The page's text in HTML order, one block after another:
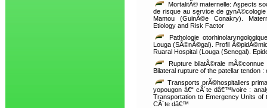
MortalitÃ© maternelle: Aspects
de risque au service de
Mamou (GuinÃ©e Conakry).
Etiology and Risk Factor
Pathologie
Louga (SÃ©nÃ©gal). Profil
Ruaral Hospital (Louga (Senegal).
Rupture bilatÃ©rale
Bilateral rupture of the patellar tendon :
Transports prÃ©hospitaliers
yopougon â€“ cÃ´te dâ€™ivoire :
Transportation to Emergency Units of
CÃ´te dâ€™